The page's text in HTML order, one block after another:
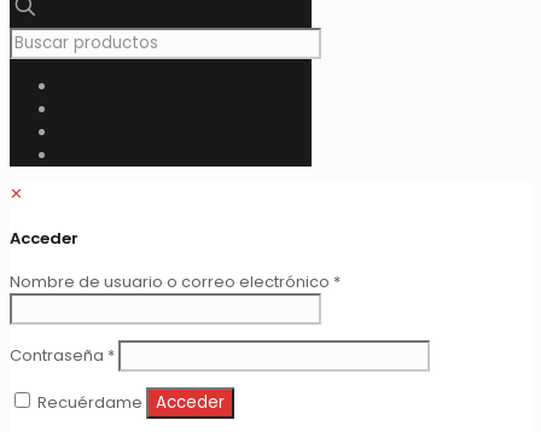
✕
Acceder
Nombre de usuario o correo electrónico *Obligatorio
Contraseña *Obligatorio
Recuérdame
Acceder